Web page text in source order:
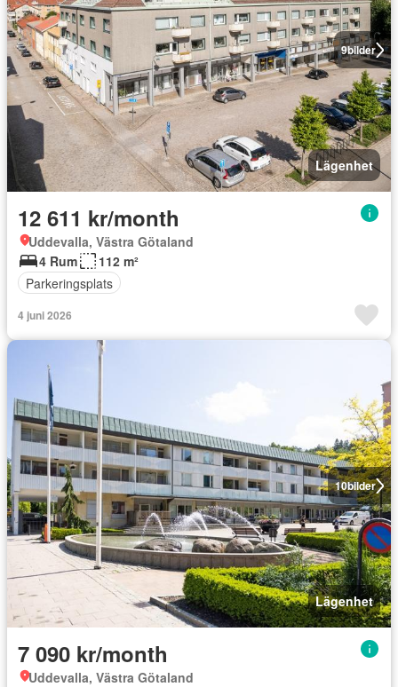
9bilder
Lägenhet
12 611 kr/month
Uddevalla, Västra Götaland
4 Rum
112 m²
Parkeringsplats
4 juni 2026
10bilder
Lägenhet
7 090 kr/month
Uddevalla, Västra Götaland